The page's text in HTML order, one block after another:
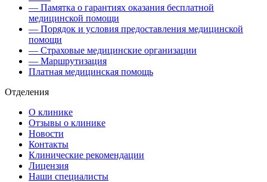
— Памятка о гарантиях оказания бесплатной
медицинской помощи
— Порядок и условия предоставления медицинской
помощи
— Страховые медицинские организации
— Маршрутизация
Платная медицинская помощь
Отделения
О клинике
Отзывы о клинике
Новости
Контакты
Клинические рекомендации
Лицензия
Наши специалисты